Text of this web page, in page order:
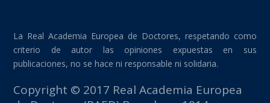
La Real Academia Europea de Doctores, respetando como
criterio de autor las opiniones expuestas en sus
publicaciones, no se hace ni responsable ni solidaria.
Copyright © 2017 Real Academia Europea